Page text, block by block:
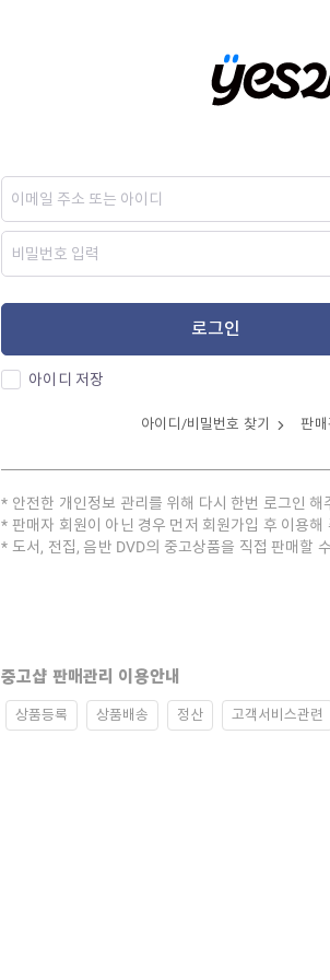
로그인
아이디 저장
아이디/비밀번호 찾기 판매
안전한 개인정보 관리를 위해 다시 한번 로그인 해
판매자 회원이 아닌 경우 먼저 회원가입 후 이용해
도서, 전집, 음반 DVD의 중고상품을 직접 판매할
중고샵 판매관리 이용안내
상품등록 상품배송 정산 고객서비스관련